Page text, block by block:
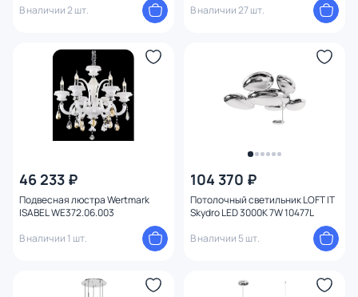
В наличии 2 шт.
В наличии 27 шт.
46 233 ₽
Подвесная люстра Wertmark
ISABEL WE372.06.003
В наличии 1 шт.
104 370 ₽
Потолочный светильник LOFT IT
Skydro LED 3000К 7W 10477L
В наличии 5 шт.